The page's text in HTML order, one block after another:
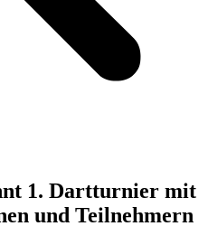
1. Dartturnier mit
und Teilnehmern